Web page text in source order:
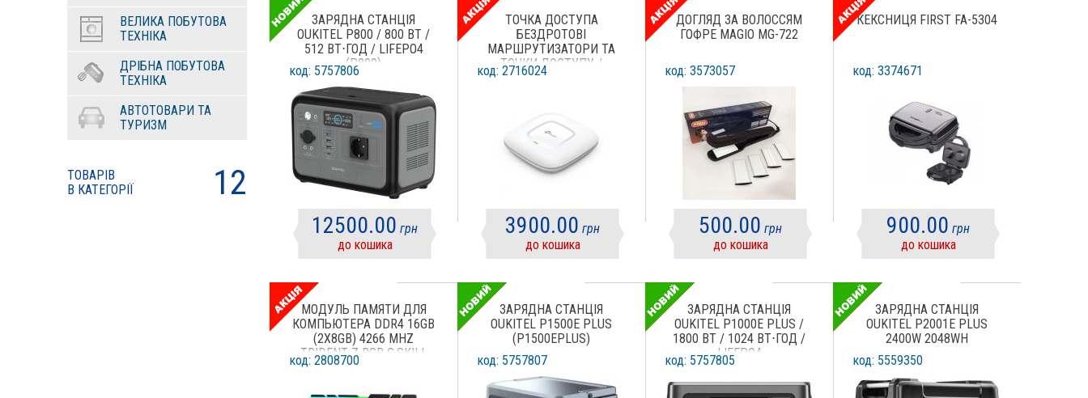
ВЕЛИКА ПОБУТОВА
ТЕХНІКА
ДРІБНА ПОБУТОВА
ТЕХНІКА
АВТОТОВАРИ ТА
ТУРИЗМ
ТОВАРІВ
В КАТЕГОРІЇ
12
ЗАРЯДНА СТАНЦІЯ
OUKITEL P800 / 800 ВТ /
512 ВТ⋅ГОД / LIFEPO4
(P800)
код: 5757806
12500.00 грн
до кошика
ТОЧКА ДОСТУПА
БЕЗДРОТОВІ
МАРШРУТИЗАТОРИ ТА
ТОЧКИ ДОСТУПУ /
АКТИВНЕ МЕРЕЖЕВЕ
ДВОХДІАПАЗОННА
ГІГАБІТНА СТЕЛЬОВА
ТОЧК А ДОСТУПУ A
EAP245
код: 2716024
3900.00 грн
до кошика
ДОГЛЯД ЗА ВОЛОССЯМ
ГОФРЕ MAGIO MG-722
код: 3573057
500.00 грн
до кошика
КЕКСНИЦЯ FIRST FA-5304
код: 3374671
900.00 грн
до кошика
МОДУЛЬ ПАМЯТИ ДЛЯ
КОМПЬЮТЕРА DDR4 16GB
(2X8GB) 4266 MHZ
TRIDENT Z RGB G.SKILL
(F4-4266C19D-16GTZR)
код: 2808700
ЗАРЯДНА СТАНЦІЯ
OUKITEL P1500E PLUS
(P1500EPLUS)
код: 5757807
ЗАРЯДНА СТАНЦІЯ
OUKITEL P1000E PLUS /
1800 ВТ / 1024 ВТ⋅ГОД /
LIFEPO4
код: 5757805
ЗАРЯДНА СТАНЦІЯ
OUKITEL P2001E PLUS
2400W 2048WH
код: 5559350